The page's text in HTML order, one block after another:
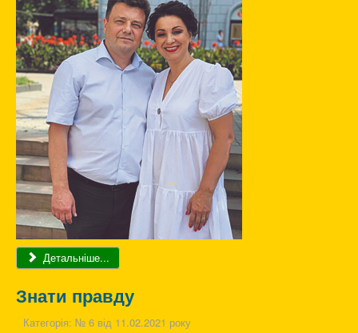
Детальніше...
Знати правду
Категорія: № 6 від 11.02.2021 року